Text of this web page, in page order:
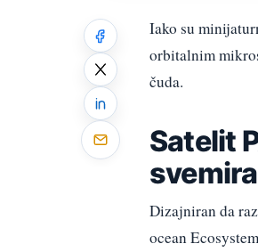
Iako su
orbitalnim
čuda.
Satelit
svemira
Dizajniran da
ocean